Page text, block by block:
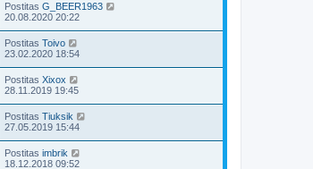
Postitas G_BEER1963
20.08.2020 20:22
Postitas Toivo
23.02.2020 18:54
Postitas Xixox
28.11.2019 19:45
Postitas Tiuksik
27.05.2019 15:44
Postitas imbrik
18.12.2018 09:52